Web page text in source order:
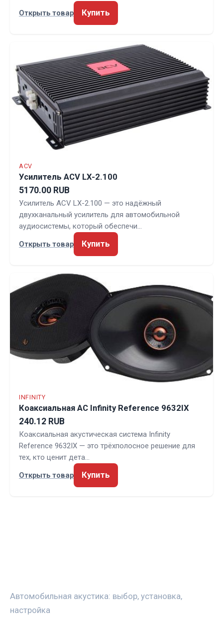
Открыть товар
Купить
ACV
Усилитель ACV LX-2.100
5170.00 RUB
Усилитель ACV LX-2.100 — это надёжный
двухканальный усилитель для автомобильной
аудиосистемы, который обеспечи…
Открыть товар
Купить
INFINITY
Коаксиальная АС Infinity Reference 9632IX
240.12 RUB
Коаксиальная акустическая система Infinity
Reference 9632IX — это трёхполосное решение для
тех, кто ценит дета…
Открыть товар
Купить
Автомобильная акустика: выбор, установка,
настройка